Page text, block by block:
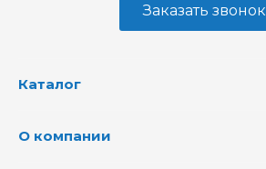
Заказать звонок
Каталог
О компании